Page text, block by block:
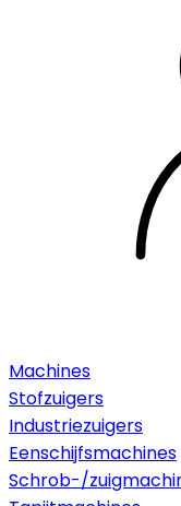
Machines
Stofzuigers
Industriezuigers
Eenschijfsmachines
Schrob-/